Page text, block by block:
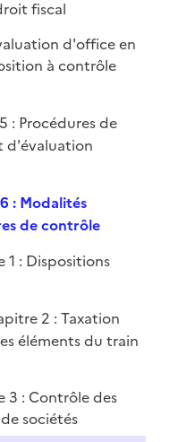
fiscal
d'office en
à contrôle
: Procédures de
d'évaluation
: Modalités
de contrôle
1 : Dispositions
2 : Taxation
éléments du train
3 : Contrôle des
sociétés